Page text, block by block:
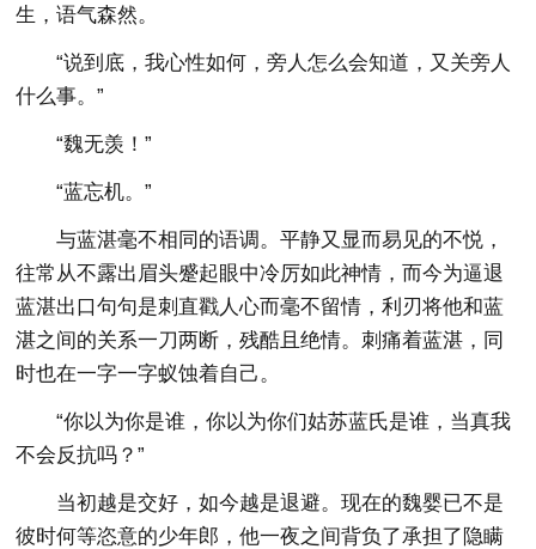
生，语气森然。
“说到底，我心性如何，旁人怎么会知道，又关旁人
什么事。”
“魏无羡！”
“蓝忘机。”
与蓝湛毫不相同的语调。平静又显而易见的不悦，
往常从不露出眉头蹙起眼中冷厉如此神情，而今为逼退
蓝湛出口句句是刺直戳人心而毫不留情，利刃将他和蓝
湛之间的关系一刀两断，残酷且绝情。刺痛着蓝湛，同
时也在一字一字蚁蚀着自己。
“你以为你是谁，你以为你们姑苏蓝氏是谁，当真我
不会反抗吗？”
当初越是交好，如今越是退避。现在的魏婴已不是
彼时何等恣意的少年郎，他一夜之间背负了承担了隐瞒